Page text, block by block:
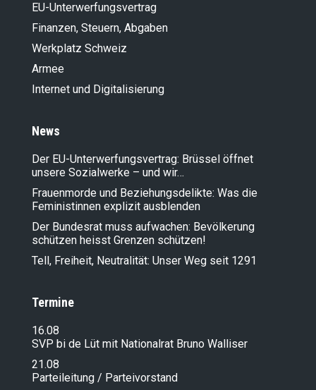
EU-Unterwerfungsvertrag
Finanzen, Steuern, Abgaben
Werkplatz Schweiz
Armee
Internet und Digitalisierung
News
Der EU-Unterwerfungsvertrag: Brüssel öffnet
unsere Sozialwerke – und wir…
Frauenmorde und Beziehungsdelikte: Was die
Feministinnen explizit ausblenden
Der Bundesrat muss aufwachen: Bevölkerung
schützen heisst Grenzen schützen!
Tell, Freiheit, Neutralität: Unser Weg seit 1291
Termine
16.08
SVP bi de Lüt mit Nationalrat Bruno Walliser
21.08
Parteileitung / Parteivorstand